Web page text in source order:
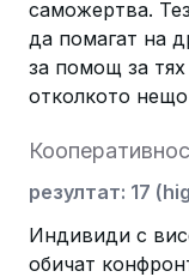
саможертва.
да помагат на
за помощ за
отколкото
резултат: 17 (
Индивиди с
обичат